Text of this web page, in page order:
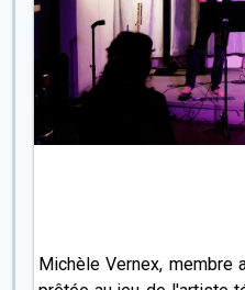
Michèle Vernex, membre